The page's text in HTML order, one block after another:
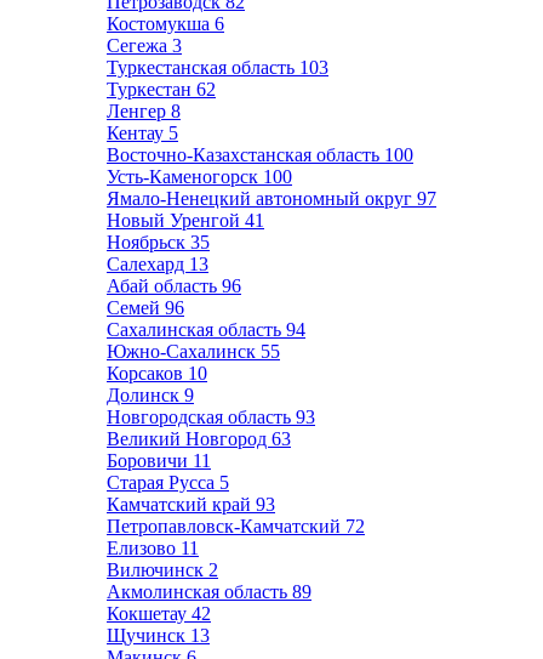
Костомукша 6
Сегежа 3
Туркестанская область 103
Туркестан 62
Ленгер 8
Кентау 5
Восточно-Казахстанская область 100
Усть-Каменогорск 100
Ямало-Ненецкий автономный округ 97
Новый Уренгой 41
Ноябрьск 35
Салехард 13
Абай область 96
Семей 96
Сахалинская область 94
Южно-Сахалинск 55
Корсаков 10
Долинск 9
Новгородская область 93
Великий Новгород 63
Боровичи 11
Старая Русса 5
Камчатский край 93
Петропавловск-Камчатский 72
Елизово 11
Вилючинск 2
Акмолинская область 89
Кокшетау 42
Щучинск 13